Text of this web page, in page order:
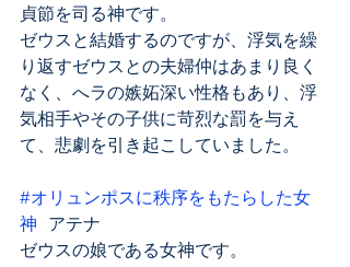
貞節を司る神です。
ゼウスと結婚するのですが、浮気を繰
り返すゼウスとの夫婦仲はあまり良く
なく、へラの嫉妬深い性格もあり、浮
気相手やその子供に苛烈な罰を与え
て、悲劇を引き起こしていました。
#オリュンポスに秩序をもたらした女
神 アテナ
ゼウスの娘である女神です。